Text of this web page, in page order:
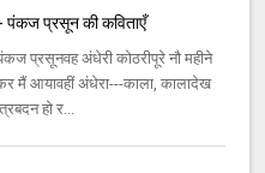
पंकज प्रसून की कविताएँ
प्रसूनवह अंधेरी कोठरीपूरे नौ महीने
मैं आयावहीं अंधेरा---काला, कालादेख
हो र...